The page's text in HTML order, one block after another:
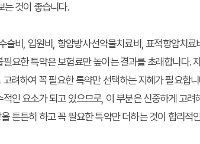
는 것이 좋습니다.
술비, 입원비, 항암방사선약물치료비, 표적항암치
요한 특약은 보험료만 높이는 결과를 초래합니다.
려하여 꼭 필요한 특약만 선택하는 지혜가 필요합
인 요소가 되고 있으므로, 이 부분은 신중하게 고
튼튼히 하고 꼭 필요한 특약만 더하는 것이 합리적